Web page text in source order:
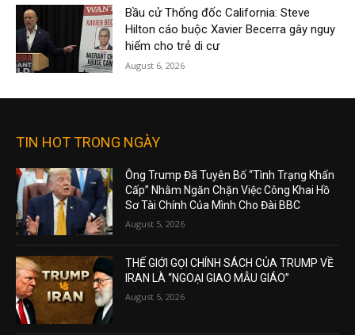
Bầu cử Thống đốc California: Steve
Hilton cáo buộc Xavier Becerra gây nguy
hiểm cho trẻ di cư
August 6, 2026
TIN HOT TRONG NGÀY
Ông Trump Đã Tuyên Bố “Tình Trạng Khẩn
Cấp” Nhằm Ngăn Chặn Việc Công Khai Hồ
Sơ Tài Chính Của Mình Cho Đài BBC
August 5, 2026
THẾ GIỚI GỌI CHÍNH SÁCH CỦA TRUMP VỀ
IRAN LÀ “NGOẠI GIAO MẪU GIÁO”
August 5, 2026